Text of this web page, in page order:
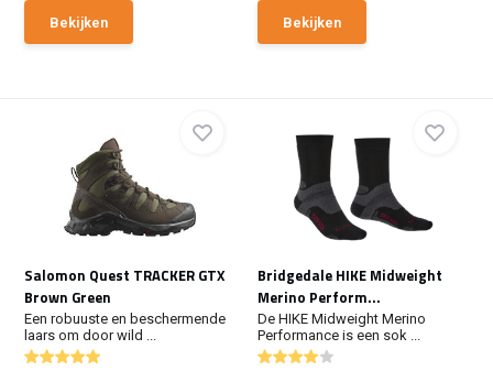
Bekijken Bekijken
Salomon Quest TRACKER GTX
Brown Green
Een robuuste en beschermende
laars om door wild ...
Bridgedale HIKE Midweight
Merino Perform...
De HIKE Midweight Merino
Performance is een sok ...